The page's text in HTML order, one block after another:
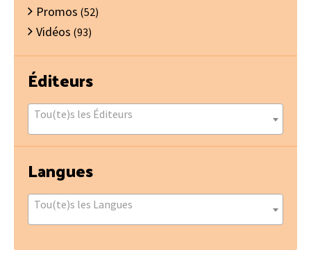
Promos (52)
Vidéos (93)
Éditeurs
Tou(te)s les Éditeurs
Langues
Tou(te)s les Langues